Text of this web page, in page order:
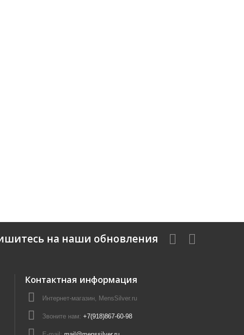
на наши обновления
Контактная информация
Интернет-магазин, MensSilver.ru
Звоните нам: +7(918)867-60-98